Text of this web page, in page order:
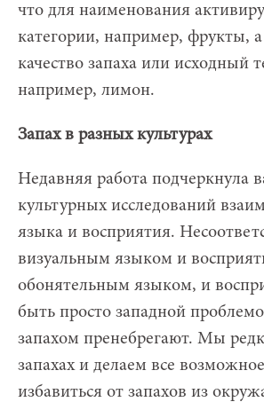
что для наименования
категории, например, фрукты,
качество запаха или исходный
например, лимон.
Запах в разных культурах
Недавняя работа подчеркнула
культурных исследований
языка и восприятия.
визуальным языком и
обонятельным языком, и
быть просто западной
запахом пренебрегают. Мы
запахах и делаем все
избавиться от запахов из